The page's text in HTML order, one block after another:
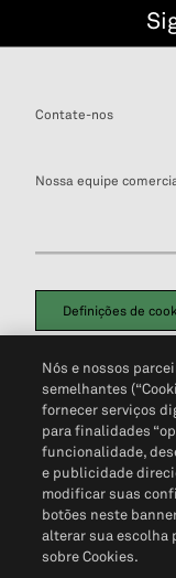
Contate-nos
Nossa equipe
Definições de
Política de Privacidade
Não Venda Minhas
Nós e nossos
semelhantes
fornecer serviços
para finalidades
funcionalidade,
e publicidade
modificar suas
botões neste
alterar sua escolha
sobre Cookies.